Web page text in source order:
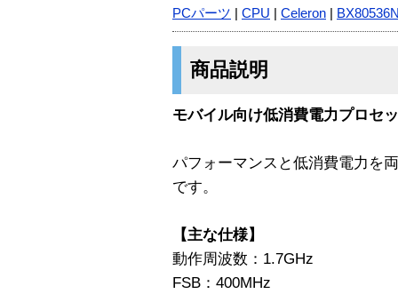
PCパーツ CPU Celeron
商品説明
モバイル向け低消費電力プロセ
パフォーマンスと低消費電力を
です。
【主な仕様】
動作周波数：1.7GHz
FSB：400MHz